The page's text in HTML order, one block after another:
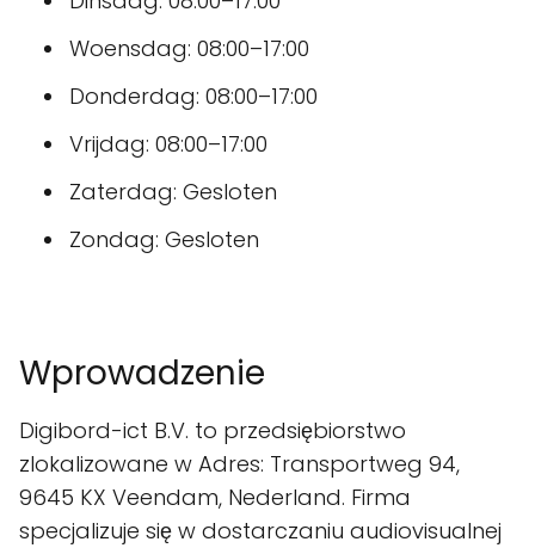
Woensdag: 08:00–17:00
Donderdag: 08:00–17:00
Vrijdag: 08:00–17:00
Zaterdag: Gesloten
Zondag: Gesloten
Wprowadzenie
Digibord-ict B.V. to przedsiębiorstwo
zlokalizowane w Adres: Transportweg 94,
9645 KX Veendam, Nederland. Firma
specjalizuje się w dostarczaniu audiovisualnej